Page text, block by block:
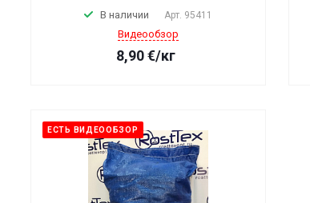
В наличии Арт. 95411
Видеообзор
8,90€/кг
ЕСТЬ ВИДЕООБЗОР